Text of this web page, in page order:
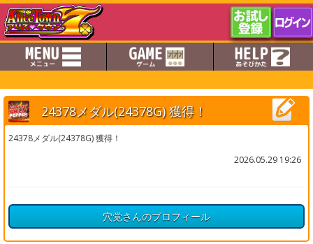
24378メダル(24378G) 獲得！
24378メダル(24378G) 獲得！
2026.05.29 19:26
穴党さんのプロフィール